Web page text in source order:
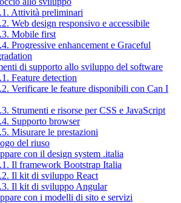
Attività preliminari
Web design responsivo e accessibile
Mobile first
Progressive enhancement e Graceful
di supporto allo sviluppo del software
Feature detection
Verificare le feature disponibili con Can I
Strumenti e risorse per CSS e JavaScript
Supporto browser
Misurare le prestazioni
del riuso
con il design system .italia
Il framework Bootstrap Italia
Il kit di sviluppo React
Il kit di sviluppo Angular
con i modelli di sito e servizi